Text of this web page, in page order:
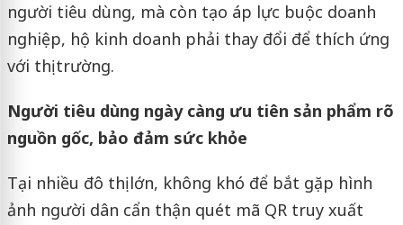
người tiêu dùng, mà còn tạo áp lực buộc doanh
nghiệp, hộ kinh doanh phải thay đổi để thích ứng
với thị trường.
Người tiêu dùng ngày càng ưu tiên sản phẩm rõ
nguồn gốc, bảo đảm sức khỏe
Tại nhiều đô thị lớn, không khó để bắt gặp hình
ảnh người dân cẩn thận quét mã QR truy xuất